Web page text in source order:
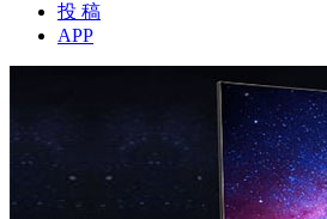
投 稿
APP